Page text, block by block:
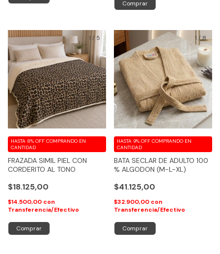
Comprar
1 / 5
FRAZADA SIMIL PIEL CON
CORDERITO AL TONO
$18.125,00
HASTA 8% OFF COMPRANDO EN
CANTIDAD
$14.500,00 con
Transferencia/Efectivo
Comprar
1 /8
BATA SECLAR DE ADULTO 100
% ALGODON (M-L-XL)
$41.125,00
HASTA 9% OFF COMPRANDO EN
CANTIDAD
$32.900,00 con
Transferencia/Efectivo
Comprar